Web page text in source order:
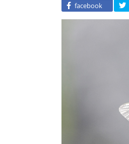
facebook